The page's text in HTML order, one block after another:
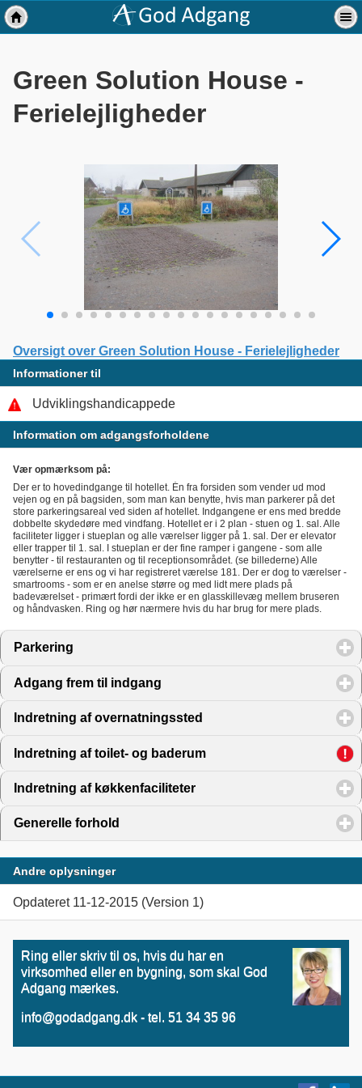
Green Solution House -
Ferielejligheder
Oversigt over Green Solution House - Ferielejligheder
Informationer til
Udviklingshandicappede
Information om adgangsforholdene
Vær opmærksom på:
Der er to hovedindgange til hotellet. Én fra forsiden som vender ud mod
vejen og en på bagsiden, som man kan benytte, hvis man parkerer på det
store parkeringsareal ved siden af hotellet. Indgangene er ens med bredde
dobbelte skydedøre med vindfang. Hotellet er i 2 plan - stuen og 1. sal. Alle
faciliteter ligger i stueplan og alle værelser ligger på 1. sal. Der er elevator
eller trapper til 1. sal. I stueplan er der fine ramper i gangene - som alle
benytter - til restauranten og til receptionsområdet. (se billederne) Alle
værelserne er ens og vi har registreret værelse 181. Der er dog to værelser -
smartrooms - som er en anelse større og med lidt mere plads på
badeværelset - primært fordi der ikke er en glasskillevæg mellem bruseren
og håndvasken. Ring og hør nærmere hvis du har brug for mere plads.
Parkering
Adgang frem til indgang
Indretning af overnatningssted click to expand contents
Indretning af toilet- og baderum click to expand contents
Indretning af køkkenfaciliteter click to expand contents
Generelle forhold
Andre oplysninger
Opdateret 11-12-2015 (Version 1)
Ring eller skriv til os, hvis du har en
virksomhed eller en bygning, som skal God
Adgang mærkes.
info@godadgang.dk - tel. 51 34 35 96